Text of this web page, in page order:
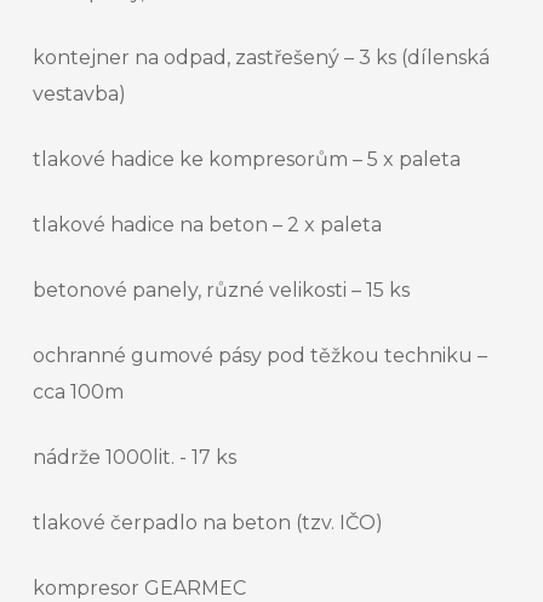
kontejner na odpad, zastřešený – 3 ks (dílenská
vestavba)
tlakové hadice ke kompresorům – 5 x paleta
tlakové hadice na beton – 2 x paleta
betonové panely, různé velikosti – 15 ks
ochranné gumové pásy pod těžkou techniku –
cca 100m
nádrže 1000lit. - 17 ks
tlakové čerpadlo na beton (tzv. IČO)
kompresor GEARMEC